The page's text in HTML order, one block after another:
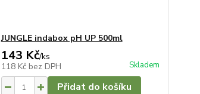
JUNGLE indabox pH UP 500ml
143 Kč/ks
118 Kč bez DPH Skladem
Přidat do košíku